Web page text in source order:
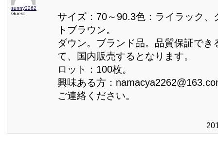
sunny2262
Guest
サイズ：70～90.3色：ライラック、
トブラウン。
ダウン。ブランド品。品質保証でき
て、国内販売するとなります。
ロット：100枚。
興味ある方：
ご連絡ください。